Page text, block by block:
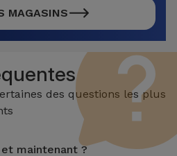
MAGASINS
des questions les plus
maintenant ?